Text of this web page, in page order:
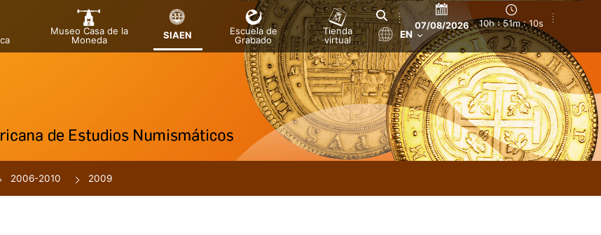
Museo Casa de la
Moneda
SIAEN
Escuela de
Grabado
Tienda
virtual
07/08/2026 10h : 51m : 10s
EN
2006-2010 2009